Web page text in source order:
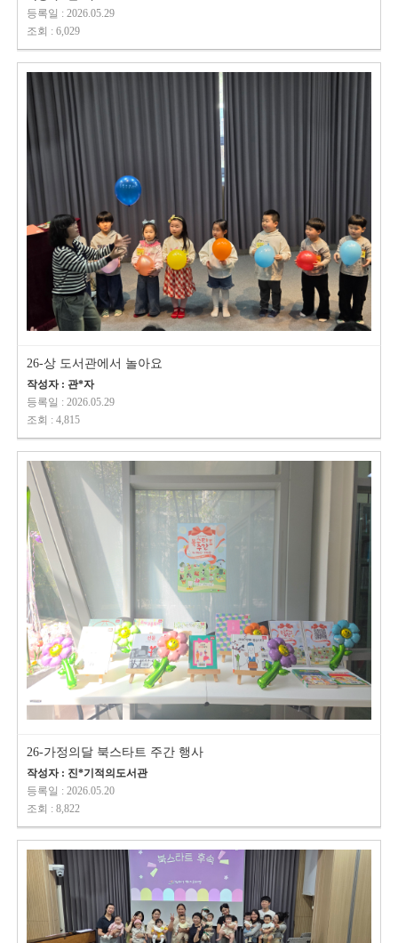
등록일 : 2026.05.29
조회 : 6,029
26-상 도서관에서 놀아요
작성자 : 관*자
등록일 : 2026.05.29
조회 : 4,815
26-가정의달 북스타트 주간 행사
작성자 : 진*기적의도서관
등록일 : 2026.05.20
조회 : 8,822